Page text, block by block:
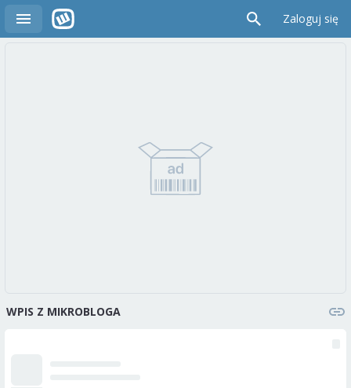
Zaloguj się
WPIS Z MIKROBLOGA